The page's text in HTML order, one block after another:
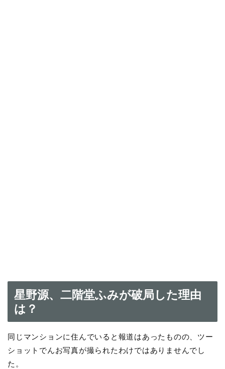
星野源、二階堂ふみが破局した理由
は？
同じマンションに住んでいると報道はあったものの、ツー
ショットでんお写真が撮られたわけではありませんでし
た。